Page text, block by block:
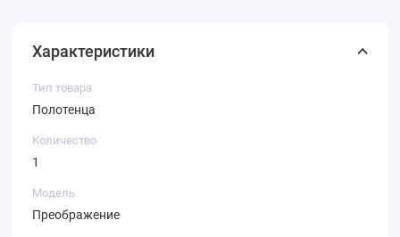
Характеристики
Тип товара
Полотенца
Количество
1
Модель
Преображение